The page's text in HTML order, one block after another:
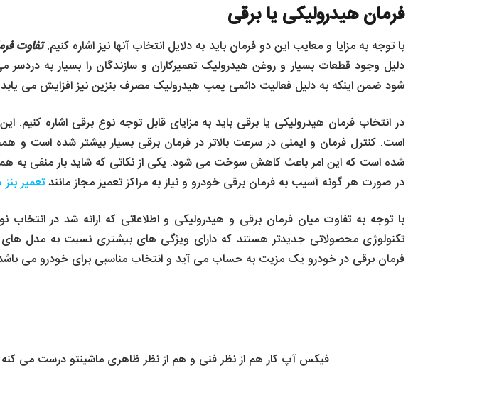
فرمان هیدرولیکی یا برقی
با توجه به مزایا و معایب این دو فرمان باید به دلایل انتخاب آنها نیز اشاره کنیم.تفاوت
دلیل وجود قطعات بسیار و روغن هیدرولیک تعمیرکاران و سازندگان را بسیار به
شود ضمن اینکه به دلیل فعالیت دائمی پمپ هیدرولیک مصرف بنزین نیز افزایش می
در انتخاب فرمان هیدرولیکی یا برقی باید به مزایای قابل توجه نوع برقی اشاره کنیم.
است. کنترل فرمان و ایمنی در سرعت بالاتر در فرمان برقی بسیار بیشتر شده است و
شده است که این امر باعث کاهش سوخت می شود. یکی از نکاتی که شاید بار منفی به
در صورت هر گونه آسیب به فرمان برقی خودرو و نیاز به مراکز تعمیز مجاز مانندتعمیر بنز E250
با توجه به تفاوت میان فرمان برقی و هیدرولیکی و اطلاعاتی که ارائه شد در
تکنولوژی محصولاتی جدیدتر هستند که دارای ویژگی های بیشتری نسبت به مدل
فرمان برقی در خودرو یک مزیت به حساب می آید و انتخاب مناسبی برای خودرو می
فیکس آپ کار هم از نظر فنی و هم از نظر ظاهری ماشینتو درست می کنه